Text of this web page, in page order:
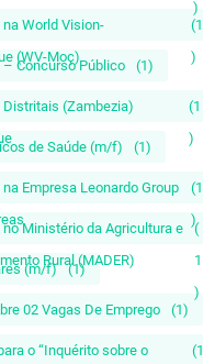
)
World Vision-
(WV-Moç)
(1
)
– Concurso Público (1)
(Zambezia)
(1
)
de Saúde (m/f) (1)
Empresa Leonardo Group
(1
)
Ministério da Agricultura e
Rural (MADER)
(
1
)
(m/f) (1)
02 Vagas De Emprego (1)
o “Inquérito sobre o
(1